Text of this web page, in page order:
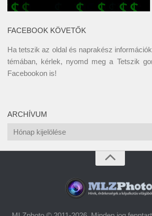
FACEBOOK KÖVETŐK
Ha tetszik az oldal és naprakész
témában, kérlek, nyomd meg a Tetszik
Facebookon is!
ARCHÍVUM
Archívum